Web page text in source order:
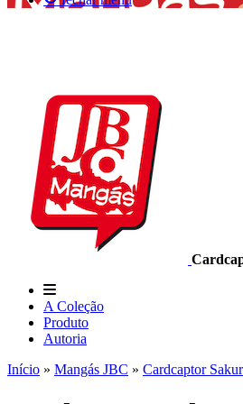
A Coleção
Produto
Autoria
Início » Mangás JBC » Cardcaptor